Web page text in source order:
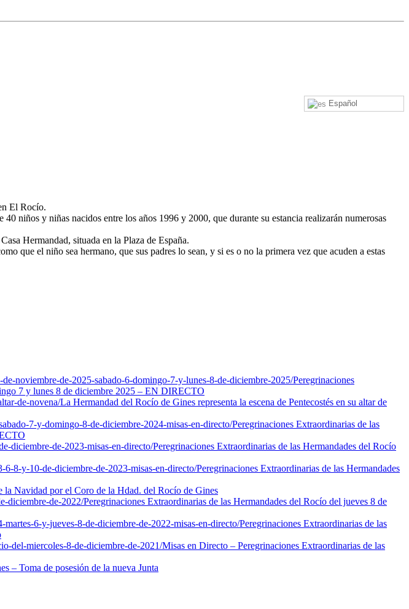
Español
El Rocío.
niños y niñas nacidos entre los años 1996 y 2000, que durante su estancia realizarán numerosas
Hermandad, situada en la Plaza de España.
que el niño sea hermano, que sus padres lo sean, y si es o no la primera vez que acuden a estas
noviembre-de-2025-sabado-6-domingo-7-y-lunes-8-de-diciembre-2025/Peregrinaciones
7 y lunes 8 de diciembre 2025 – EN DIRECTO
de-novena/La Hermandad del Rocío de Gines representa la escena de Pentecostés en su altar de
7-y-domingo-8-de-diciembre-2024-misas-en-directo/Peregrinaciones Extraordinarias de las
diciembre-de-2023-misas-en-directo/Peregrinaciones Extraordinarias de las Hermandades del Rocío
8-y-10-de-diciembre-de-2023-misas-en-directo/Peregrinaciones Extraordinarias de las Hermandades
la Navidad por el Coro de la Hdad. del Rocío de Gines
diciembre-de-2022/Peregrinaciones Extraordinarias de las Hermandades del Rocío del jueves 8 de
6-y-jueves-8-de-diciembre-de-2022-misas-en-directo/Peregrinaciones Extraordinarias de las
del-miercoles-8-de-diciembre-de-2021/Misas en Directo – Peregrinaciones Extraordinarias de las
– Toma de posesión de la nueva Junta